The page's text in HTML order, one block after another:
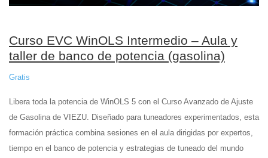
Curso EVC WinOLS Intermedio – Aula y
taller de banco de potencia (gasolina)
Gratis
Libera toda la potencia de WinOLS 5 con el Curso Avanzado de Ajuste
de Gasolina de VIEZU. Diseñado para tuneadores experimentados, esta
formación práctica combina sesiones en el aula dirigidas por expertos,
tiempo en el banco de potencia y estrategias de tuneado del mundo